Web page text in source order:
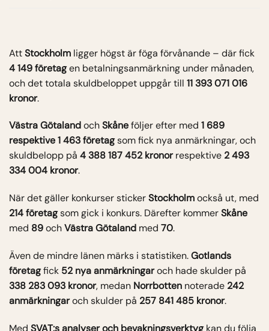
AttStockholm ligger högst är föga förvånande – där fick
4 149 företagen betalningsanmärkning under månaden,
och det totala skuldbeloppet uppgår till 11 393 071 016
kronor.
Västra GötalandochSkåneföljer efter med 1 689
respektive 1 463 företagsom fick nya anmärkningar, och
skuldbelopp på 4 388 187 452 kronorrespektive 2 493
334 004 kronor.
När det gäller konkurser stickerStockholmockså ut, med
214 företagsom gick i konkurs. Därefter kommerSkåne
med 89ochVästra Götaland med 70.
Även de mindre länen märks i statistiken.Gotlands
företagfick 52 nya anmärkningaroch hade skulder på
338 283 093 kronor, medan Norrbotten noterade 242
anmärkningaroch skulder på 257 841 485 kronor.
Med SVAT:s analyser och bevakningsverktygkan du följa